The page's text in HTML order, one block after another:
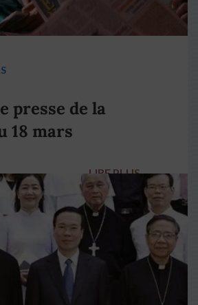
presse de la
18 mars
LIRE PLUS →